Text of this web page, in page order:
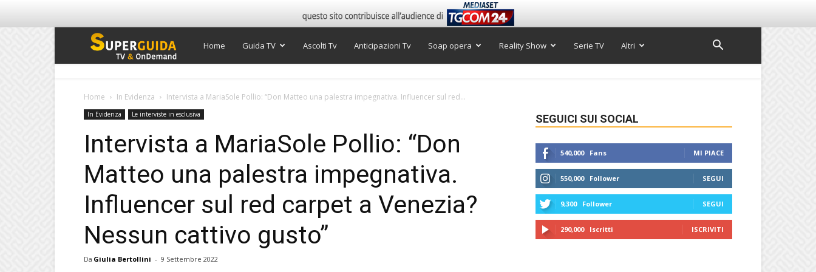
Super
TV
Home Guida TV Ascolti Tv Anticipazioni Tv Soap opera Reality Show Serie TV Altri
Home In Evidenza Intervista a MariaSole Pollio: “Don Matteo una palestra impegnativa. Influencer sul red...
In Evidenza Le interviste in esclusiva
Intervista a MariaSole Pollio: “Don
Matteo una palestra impegnativa.
Influencer sul red carpet a Venezia?
Nessun cattivo gusto”
Da Giulia Bertollini - 9 Settembre 2022
SEGUICI SUI SOCIAL
540,000 Fans MI PIACE
550,000 Follower SEGUI
9,300 Follower SEGUI
290,000 Iscritti ISCRIVITI